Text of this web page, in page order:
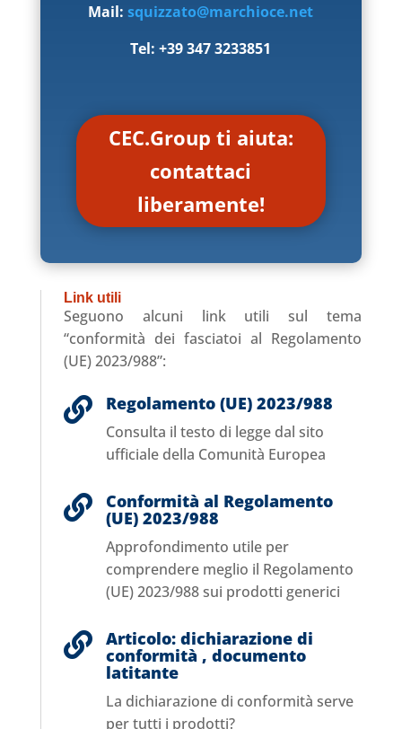
Mail:squizzato@marchioce.net
Tel: +39 347 3233851
CEC.Group ti aiuta:
contattaci
liberamente!
Link utili
Seguono alcuni link utili sul tema
“conformità dei fasciatoi al Regolamento
(UE) 2023/988”:
 Regolamento (UE) 2023/988
Consulta il testo di legge dal sito
ufficiale della Comunità Europea
 Conformità al Regolamento
(UE) 2023/988
Approfondimento utile per
comprendere meglio il Regolamento
(UE) 2023/988 sui prodotti generici
 Articolo: dichiarazione di
conformità , documento
latitante
La dichiarazione di conformità serve
per tutti i prodotti?